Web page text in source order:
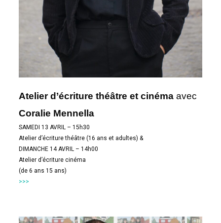
Atelier d’écriture théâtre et cinéma avec
Coralie Mennella
SAMEDI 13 AVRIL – 15h30
Atelier d’écriture théâtre (16 ans et adultes) &
DIMANCHE 14 AVRIL – 14h00
Atelier d’écriture cinéma
(de 6 ans 15 ans)
>>>